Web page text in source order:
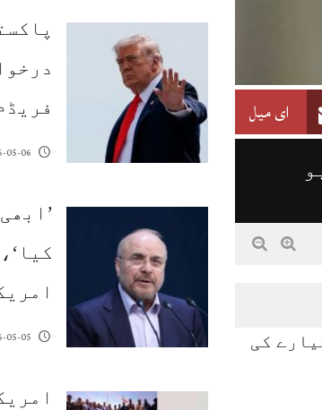
ای میل
کرتے طیارے کی
05-06
05-05